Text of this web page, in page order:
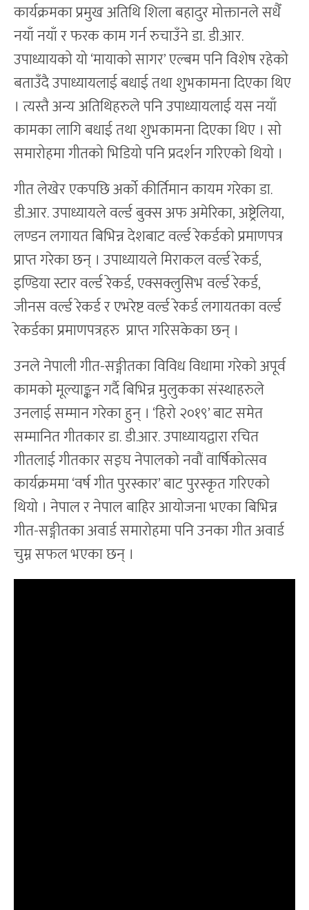
कार्यक्रमका प्रमुख अतिथि शिला बहादुर मोक्तानले सधैँ
नयाँ नयाँ र फरक काम गर्न रुचाउँने डा. डी.आर.
उपाध्यायको यो ‘मायाको सागर’ एल्बम पनि विशेष रहेको
बताउँदै उपाध्यायलाई बधाई तथा शुभकामना दिएका थिए
। त्यस्तै अन्य अतिथिहरुले पनि उपाध्यायलाई यस नयाँ
कामका लागि बधाई तथा शुभकामना दिएका थिए । सो
समारोहमा गीतको भिडियो पनि प्रदर्शन गरिएको थियो ।
गीत लेखेर एकपछि अर्को कीर्तिमान कायम गरेका डा.
डी.आर. उपाध्यायले वर्ल्ड बुक्स अफ अमेरिका, अष्ट्रेलिया,
लण्डन लगायत बिभिन्न देशबाट वर्ल्ड रेकर्डको प्रमाणपत्र
प्राप्त गरेका छन् । उपाध्यायले मिराकल वर्ल्ड रेकर्ड,
इण्डिया स्टार वर्ल्ड रेकर्ड, एक्सक्लुसिभ वर्ल्ड रेकर्ड,
जीनस वर्ल्ड रेकर्ड र एभरेष्ट वर्ल्ड रेकर्ड लगायतका वर्ल्ड
रेकर्डका प्रमाणपत्रहरु प्राप्त गरिसकेका छन् ।
उनले नेपाली गीत-सङ्गीतका विविध विधामा गरेको अपूर्व
कामको मूल्याङ्कन गर्दै बिभिन्न मुलुकका संस्थाहरुले
उनलाई सम्मान गरेका हुन् । ‘हिरो २०१९’ बाट समेत
सम्मानित गीतकार डा. डी.आर. उपाध्यायद्वारा रचित
गीतलाई गीतकार सङ्घ नेपालको नवौं वार्षिकोत्सव
कार्यक्रममा ‘वर्ष गीत पुरस्कार’ बाट पुरस्कृत गरिएको
थियो । नेपाल र नेपाल बाहिर आयोजना भएका बिभिन्न
गीत-सङ्गीतका अवार्ड समारोहमा पनि उनका गीत अवार्ड
चुम्न सफल भएका छन् ।